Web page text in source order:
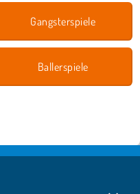
Gangsterspiele
Ballerspiele